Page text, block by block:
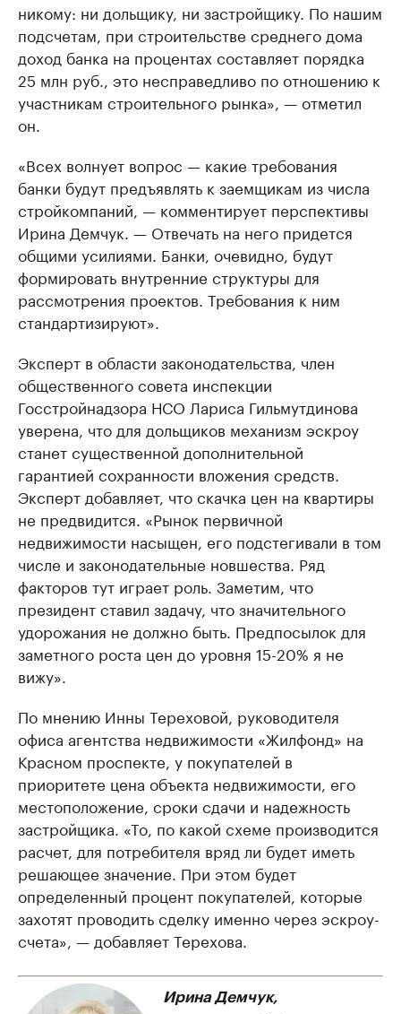
никому: ни дольщику, ни застройщику. По нашим
подсчетам, при строительстве среднего дома
доход банка на процентах составляет порядка
25 млн руб., это несправедливо по отношению к
участникам строительного рынка», — отметил
он.
«Всех волнует вопрос — какие требования
банки будут предъявлять к заемщикам из числа
стройкомпаний, — комментирует перспективы
Ирина Демчук. — Отвечать на него придется
общими усилиями. Банки, очевидно, будут
формировать внутренние структуры для
рассмотрения проектов. Требования к ним
стандартизируют».
Эксперт в области законодательства, член
общественного совета инспекции
Госстройнадзора НСО Лариса Гильмутдинова
уверена, что для дольщиков механизм эскроу
станет существенной дополнительной
гарантией сохранности вложения средств.
Эксперт добавляет, что скачка цен на квартиры
не предвидится. «Рынок первичной
недвижимости насыщен, его подстегивали в том
числе и законодательные новшества. Ряд
факторов тут играет роль. Заметим, что
президент ставил задачу, что значительного
удорожания не должно быть. Предпосылок для
заметного роста цен до уровня 15-20% я не
вижу».
По мнению Инны Тереховой, руководителя
офиса агентства недвижимости «Жилфонд» на
Красном проспекте, у покупателей в
приоритете цена объекта недвижимости, его
местоположение, сроки сдачи и надежность
застройщика. «То, по какой схеме производится
расчет, для потребителя вряд ли будет иметь
решающее значение. При этом будет
определенный процент покупателей, которые
захотят проводить сделку именно через эскроу-
счета», — добавляет Терехова.
Ирина Демчук,